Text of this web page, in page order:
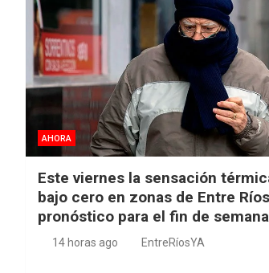
AHORA
Este viernes la sensación
bajo cero en zonas de Entre
pronóstico para el fin de semana
14 horas ago EntreRíosYA